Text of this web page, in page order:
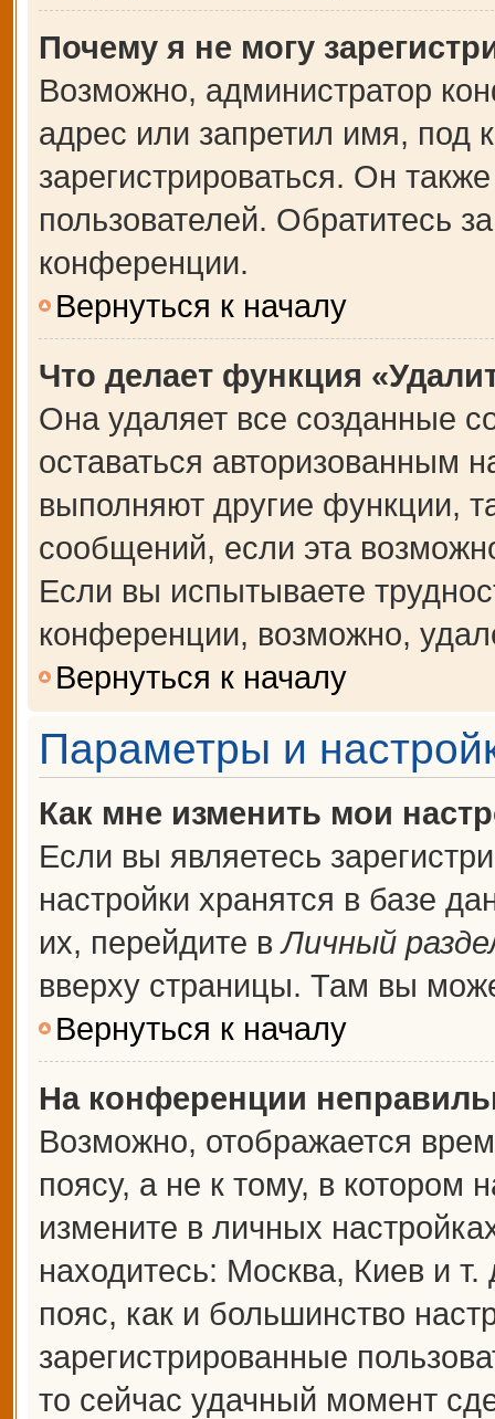
Почему я не могу
Возможно, администратор
адрес или запретил имя, под
зарегистрироваться. Он
пользователей. Обратитесь
конференции.
Вернуться к началу
Что делает функция
Она удаляет все созданные
оставаться авторизованным
выполняют другие функции,
сообщений, если эта
Если вы испытываете
конференции, возможно,
Вернуться к началу
Параметры и
Как мне изменить мои
Если вы являетесь
настройки хранятся в базе
их, перейдите вЛичный
вверху страницы. Там вы
Вернуться к началу
На конференции
Возможно, отображается
поясу, а не к тому, в котором
измените в личных
находитесь: Москва, Киев и
пояс, как и большинство
зарегистрированные
то сейчас удачный момент